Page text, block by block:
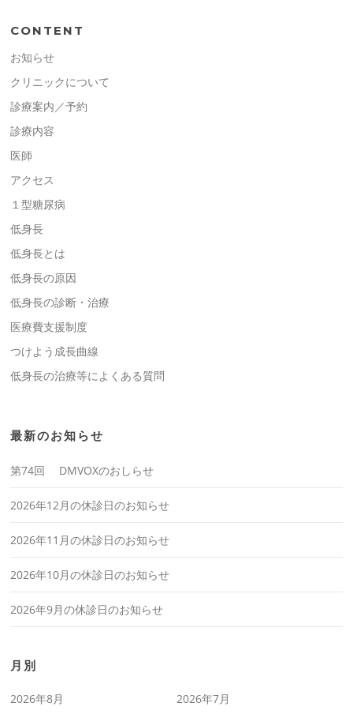
CONTENT
お知らせ
クリニックについて
診療案内／予約
診療内容
医師
アクセス
１型糖尿病
低身長
低身長とは
低身長の原因
低身長の診断・治療
医療費支援制度
つけよう成長曲線
低身長の治療等によくある質問
最新のお知らせ
第74回 DMVOXのおしらせ
2026年12月の休診日のお知らせ
2026年11月の休診日のお知らせ
2026年10月の休診日のお知らせ
2026年9月の休診日のお知らせ
月別
2026年8月 2026年7月